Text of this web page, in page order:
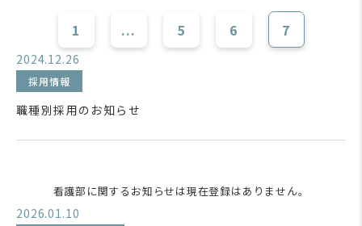
1 ... 5 6 7
2024.12.26
採用情報
職種別採用のお知らせ
看護部に関するお知らせは現在登録はありません。
2026.01.10